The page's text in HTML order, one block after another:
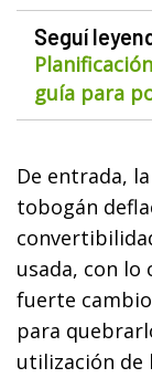
Seguí
guía para
De entrada,
tobogán
usada, con
fuerte
para
utilización de